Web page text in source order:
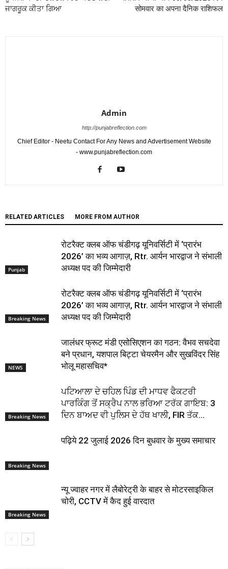
ਜਾਗਰੂਕ ਕੀਤਾ ਗਿਆ
सोमवार का अपना दैनिक राशिफल
Admin
http://punjabreflection.com
Chief Editor - Neetu Contact For Any News and Advertisement Website
- www.punjabreflection.com
RELATED ARTICLES MORE FROM AUTHOR
Punjab
रोटरैक्ट क्लब ऑफ चंडीगढ़ यूनिवर्सिटी में ‘प्रारंभ
2026’ का भव्य आगाज़, Rtr. आर्यन भारद्वाज ने संभाली
अध्यक्ष पद की जिम्मेदारी
Breaking News
रोटरैक्ट क्लब ऑफ चंडीगढ़ यूनिवर्सिटी में ‘प्रारंभ
2026’ का भव्य आगाज़, Rtr. आर्यन भारद्वाज ने संभाली
अध्यक्ष पद की जिम्मेदारी
NEWS
जालंधर फ्रूट मंडी एसोसिएशन का गठन: वैभव सचदेवा
बने प्रधान, यशपाल बिट्टा चेयरमैन और सुखविंदर सिंह
भोलू महासचिव*
Breaking News
ਪਟਿਆਲਾ ਦੇ ਚਹਿਲ ਪਿੰਡ ਦੀ ਮਾਧਵ ਫੈਕਟਰੀ
ਪਾਰਕਿੰਗ ਤੋਂ ਸਕ੍ਰੈਪ ਨਾਲ ਭਰਿਆ ਟਰੱਕ ਗਾਇਬ: 3
ਦਿਨ ਬਾਅਦ ਵੀ ਪੁਲਿਸ ਦੇ ਹੱਥ ਖਾਲੀ, FIR ਤੱਕ...
Breaking News
पढ़िये 22 जुलाई 2026 दिन बुधवार के मुख्य समाचार
Breaking News
न्यू ज्वाहर नगर में लैबोरेट्री के बाहर से मोटरसाइकिल
चोरी, CCTV में कैद हुई वारदात